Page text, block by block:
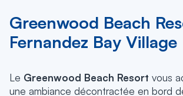
Greenwood Beach
Fernandez Bay Village
Le Greenwood Beach Resort vous
une ambiance décontractée en bord